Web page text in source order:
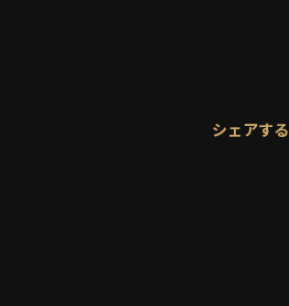
シェアする